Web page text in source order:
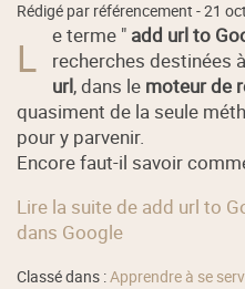
Rédigé par référencement -21
L e terme " add url to
recherches destinées
url, dans le moteur de
quasiment de la seule
pour y parvenir.
Encore faut-il savoir
Lire la suite de add url to
dans Google
Classé dans :Apprendre à se